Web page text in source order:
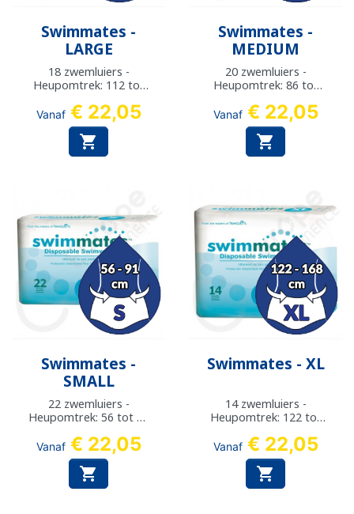
Swimmates -
LARGE
18 zwemluiers -
Heupomtrek: 112 tot
Vanaf € 22,05

Swimmates -
MEDIUM
20 zwemluiers -
Heupomtrek: 86 tot
Vanaf € 22,05

Swimmates -
SMALL
22 zwemluiers -
Heupomtrek: 56 tot 91
Vanaf € 22,05

Swimmates - XL
14 zwemluiers -
Heupomtrek: 122 tot
Vanaf € 22,05
